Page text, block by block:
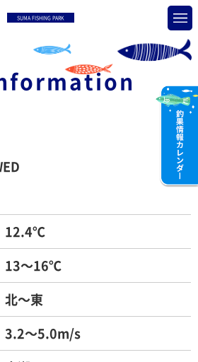
SUMA FISHING PARK
12.4℃
13～16℃
北～東
3.2～5.0m/s